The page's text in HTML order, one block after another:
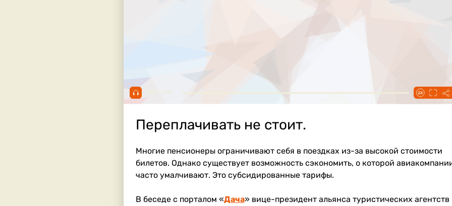
00:00 / 01:04
Переплачивать не стоит.
Многие пенсионеры ограничивают себя в поездках из-за высокой стоимости
билетов. Однако существует возможность сэкономить, о которой
часто умалчивают. Это субсидированные тарифы.
В беседе с порталом «Дача» вице-президент альянса туристических агентств